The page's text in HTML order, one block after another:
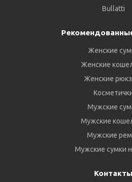
Bullatti
Женские
Женские
Женские
Мужские
Мужские
Мужские
Мужские сумки
Контакты